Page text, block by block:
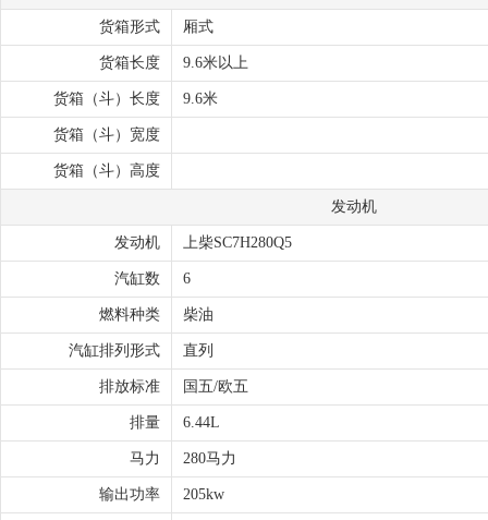
货箱形式 厢式
货箱长度 9.6米以上
货箱（斗）长度 9.6米
货箱（斗）宽度
货箱（斗）高度
发动机
发动机 上柴SC7H280Q5
汽缸数 6
燃料种类 柴油
汽缸排列形式 直列
排放标准 国五/欧五
排量 6.44L
马力 280马力
输出功率 205kw